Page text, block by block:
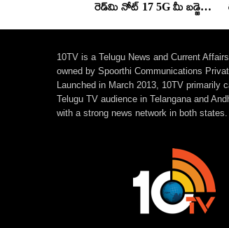
రెడ్‌మి నోట్ 17 5G మీ బడ్జెట్
10TV is a Telugu News and Current
owned by Spoorthi Communications
Launched in March 2013, 10TV primarily
Telugu TV audience in Telangana and
with a strong news network in both states.